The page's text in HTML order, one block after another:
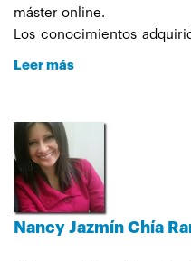
Por lo demás el foro sirve
Las dudas que podido
máster online.
Los conocimientos
constante."
Leer más
Nancy Jazmín Chía